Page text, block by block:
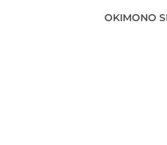
OKIMONO